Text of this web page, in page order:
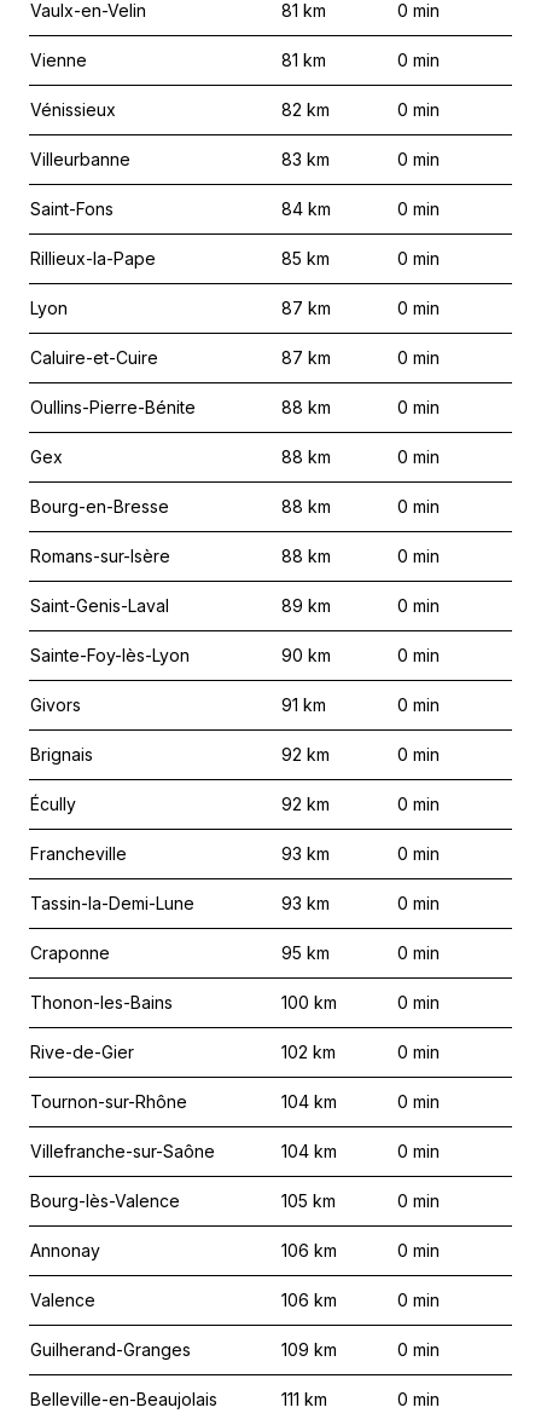
Vaulx-en-Velin 81 km 0 min
Vienne 81 km 0 min
Vénissieux 82 km 0 min
Villeurbanne 83 km 0 min
Saint-Fons 84 km 0 min
Rillieux-la-Pape 85 km 0 min
Lyon 87 km 0 min
Caluire-et-Cuire 87 km 0 min
Oullins-Pierre-Bénite 88 km 0 min
Gex 88 km 0 min
Bourg-en-Bresse 88 km 0 min
Romans-sur-Isère 88 km 0 min
Saint-Genis-Laval 89 km 0 min
Sainte-Foy-lès-Lyon 90 km 0 min
Givors 91 km 0 min
Brignais 92 km 0 min
Écully 92 km 0 min
Francheville 93 km 0 min
Tassin-la-Demi-Lune 93 km 0 min
Craponne 95 km 0 min
Thonon-les-Bains 100 km 0 min
Rive-de-Gier 102 km 0 min
Tournon-sur-Rhône 104 km 0 min
Villefranche-sur-Saône 104 km 0 min
Bourg-lès-Valence 105 km 0 min
Annonay 106 km 0 min
Valence 106 km 0 min
Guilherand-Granges 109 km 0 min
Belleville-en-Beaujolais 111 km 0 min